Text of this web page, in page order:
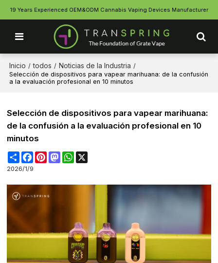
19 Years Experienced OEM&ODM Cannabis Vaping Devices Manufacturer
Inicio / todos / Noticias de la Industria /
Selección de dispositivos para vapear marihuana: de la confusión
a la evaluación profesional en 10 minutos
Selección de dispositivos para vapear marihuana:
de la confusión a la evaluación profesional en 10
minutos
ShareFacebookPinterestMastodonWhatsApp
2026/1/9